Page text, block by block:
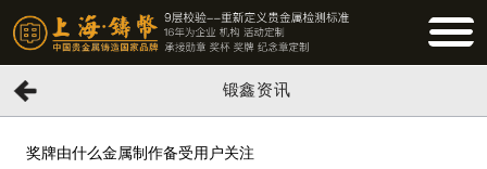
锻鑫资讯
奖牌由什么金属制作备受用户关注